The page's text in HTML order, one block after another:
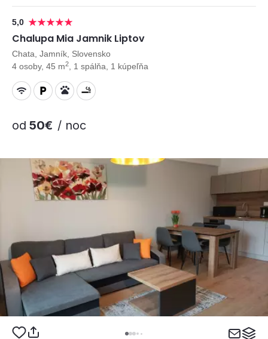
5,0
Chalupa Mia Jamnik Liptov
Chata, Jamník, Slovensko
4 osoby, 45 m2 , 1 spálňa, 1 kúpeľňa
od 50€ / noc